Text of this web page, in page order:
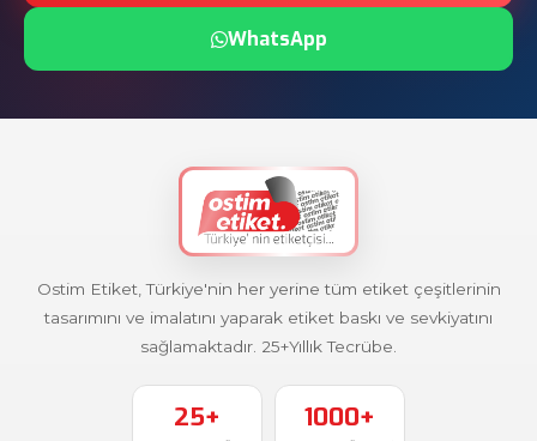
WhatsApp
Ostim Etiket, Türkiye'nin her yerine tüm etiket çeşitlerinin
tasarımını ve imalatını yaparak etiket baskı ve sevkiyatını
sağlamaktadır. 25+Yıllık Tecrübe.
25+ 1000+